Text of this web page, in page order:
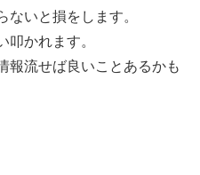
いと損をします。
叩かれます。
報流せば良いことあるかも